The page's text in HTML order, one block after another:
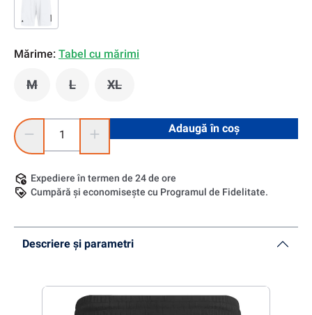
Mărime: Tabel cu mărimi
M(Această opțiune este momentan indisponibilă.)
L(Această opțiune este momentan indisponibilă.)
XL(Această opțiune este momentan
Cantitate produs: Introduceți cantitatea dorită sau utilizați
Adaugă în coș
Expediere în termen de 24 de ore
Cumpără și economisește cu Programul de Fidelitate.
Descriere și parametri